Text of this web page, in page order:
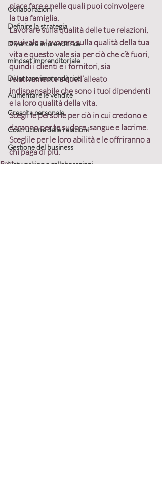
Collaborazioni
Definire la strategia
Diventare imprenditrice
mindset imprenditoriale
Diventare imprenditrice
Aumentare le vendite
Crescita personale
Costruzione delle relazioni
Gestione del business
Networking e collaborazioni
piace fare e nelle quali puoi coinvolgere
la tua famiglia.
Lavorare sulla qualità delle tue relazioni,
equivale a lavorare sulla qualità della tua
vita e questo vale sia per ciò che c’è fuori,
quindi i clienti e i fornitori, sia
relativamente a quell’alleato
indispensabile che sono i tuoi dipendenti
e la loro qualità della vita.
Scegli le persone per ciò in cui credono e
daranno per te sudore, sangue e lacrime.
Sceglile per le loro abilità e le offriranno a
chi paga di più.
Post